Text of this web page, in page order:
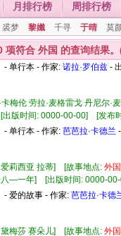
月排行榜 周排行榜
裘梦 黎孅 千寻 于晴 莫
项符合 外国 的查询结果
- 单行本 - 作家: 诺拉·罗伯兹 -
卡梅伦 劳拉·麦格雷戈 丹尼尔
出版时间: 0000-00-00] [发
- 单行本 - 作家: 芭芭拉·卡德兰
爱莉西亚 拉蒂] [故事地点: 外国
八—一年] [出版时间: 0000-
- 爱的故事 - 作家: 芭芭拉·卡德
黛梅莎 赛朵儿] [故事地点: 外国